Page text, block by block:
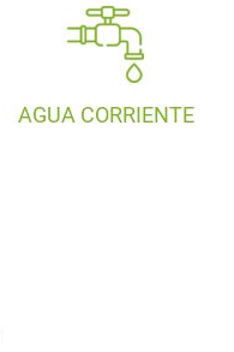
AGUA CORRIENTE